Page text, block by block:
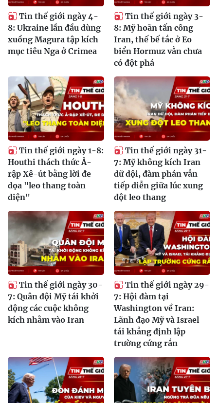
Tin thế giới ngày 4-
8: Ukraine lần đầu dùng
xuồng Magura tập kích
mục tiêu Nga ở Crimea
Tin thế giới ngày 3-
8: Mỹ hoãn tấn công
Iran, thế bế tắc ở Eo
biển Hormuz vẫn chưa
có đột phá
Tin thế giới ngày 1-8:
Houthi thách thức Ả-
rập Xê-út bằng lời đe
dọa "leo thang toàn
diện"
Tin thế giới ngày 31-
7: Mỹ không kích Iran
dữ dội, đàm phán vẫn
tiếp diễn giữa lúc xung
đột leo thang
Tin thế giới ngày 30-
7: Quân đội Mỹ tái khởi
động các cuộc không
kích nhằm vào Iran
Tin thế giới ngày 29-
7: Hội đàm tại
Washington về Iran:
Lãnh đạo Mỹ và Israel
tái khẳng định lập
trường cứng rắn